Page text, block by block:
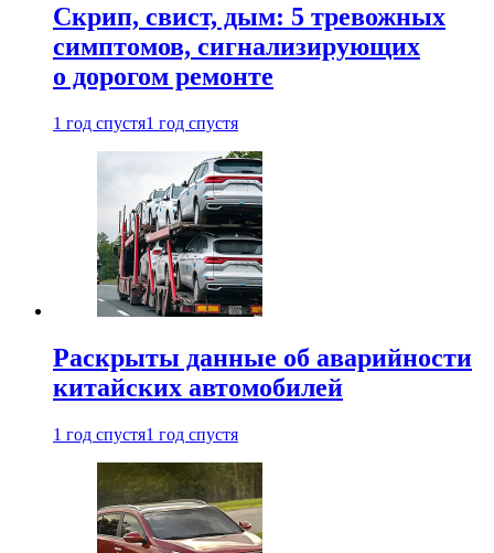
Скрип, свист, дым: 5 тревожных
симптомов, сигнализирующих
о дорогом ремонте
1 год спустя1 год спустя
Раскрыты данные об аварийности
китайских автомобилей
1 год спустя1 год спустя